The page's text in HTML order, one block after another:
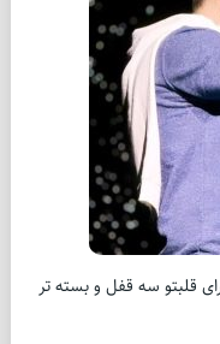
قلبتو سه قفل و بسته تر